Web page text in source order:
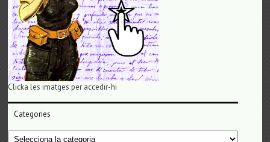
Clicka les imatges per accedir-hi
Categories
Categories